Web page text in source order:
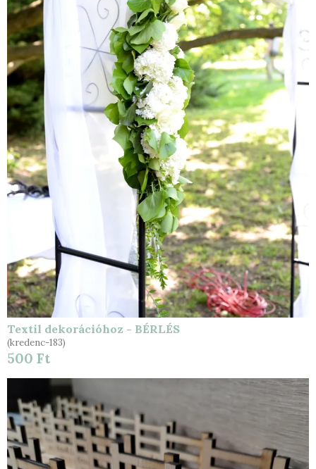
Textil dekorációhoz - BÉRLÉS
(kredenc-183)
500 Ft